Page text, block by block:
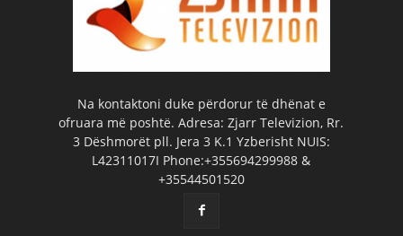
Na kontaktoni duke përdorur të dhënat e
ofruara më poshtë. Adresa: Zjarr Televizion, Rr.
3 Dëshmorët pll. Jera 3 K.1 Yzberisht NUIS:
L42311017I Phone:+355694299988 &
+35544501520